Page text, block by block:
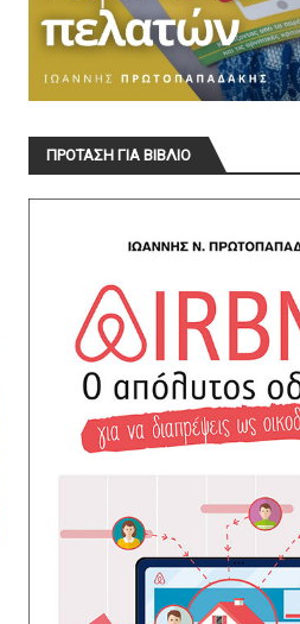
ΠΡΟΤΑΣΗ ΓΙΑ ΒΙΒΛΙΟ